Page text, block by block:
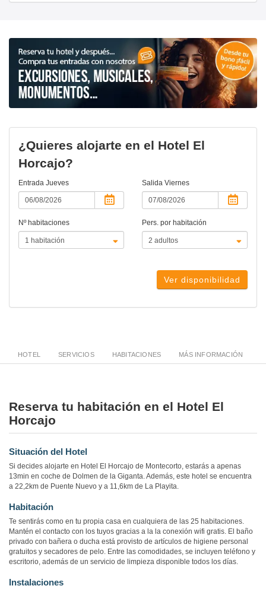
¿Quieres alojarte en el Hotel El
Horcajo?
Entrada Jueves Salida Viernes
Nº habitaciones Pers. por habitación
Ver disponibilidad
HOTEL SERVICIOS HABITACIONES MÁS INFORMACIÓN
Reserva tu habitación en el Hotel El
Horcajo
Situación del Hotel
Si decides alojarte en Hotel El Horcajo de Montecorto, estarás a apenas
13min en coche de Dolmen de la Giganta. Además, este hotel se encuentra
a 22,2km de Puente Nuevo y a 11,6km de La Playita.
Habitación
Te sentirás como en tu propia casa en cualquiera de las 25 habitaciones.
Mantén el contacto con los tuyos gracias a la la conexión wifi gratis. El baño
privado con bañera o ducha está provisto de artículos de higiene personal
gratuitos y secadores de pelo. Entre las comodidades, se incluyen teléfono y
escritorio, además de un servicio de limpieza disponible todos los días.
Instalaciones